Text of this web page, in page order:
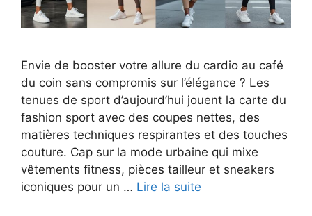
Envie de booster votre allure du cardio au café
du coin sans compromis sur l’élégance ? Les
tenues de sport d’aujourd’hui jouent la carte du
fashion sport avec des coupes nettes, des
matières techniques respirantes et des touches
couture. Cap sur la mode urbaine qui mixe
vêtements fitness, pièces tailleur et sneakers
iconiques pour un … Lire la suite